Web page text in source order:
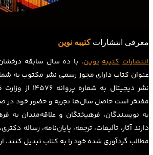
معرفی انتشاراتکتیبه نوین
انتشارات کتیبه نوین، با ده سال سابقه
نشر دیجیتال به
مفتخر است حاصل سال‌ها تجربه و حضور خود در
به نویسندگان، فرهیختگان و علاقه‌مندان به
دارند آثار، تألیفات، ترجمه، پایان‌نامه، رساله
مطالب گردآوری شده خود را به کتاب تبدیل کنند،